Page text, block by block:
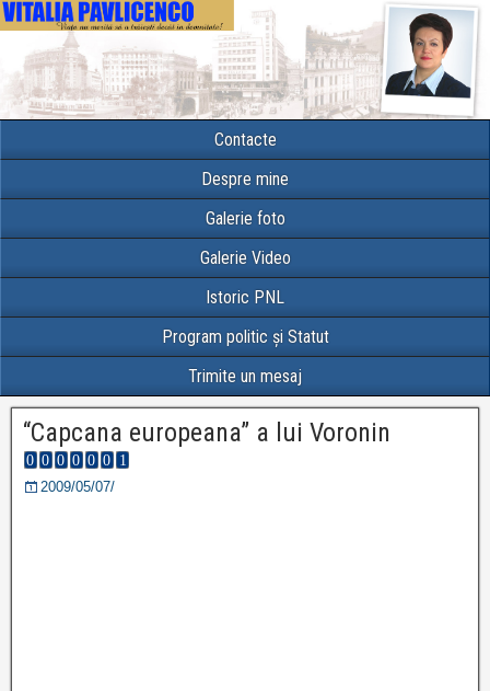
Contacte
Despre mine
Galerie foto
Galerie Video
Istoric PNL
Program politic și Statut
Trimite un mesaj
“Capcana europeana” a lui Voronin
2009/05/07/